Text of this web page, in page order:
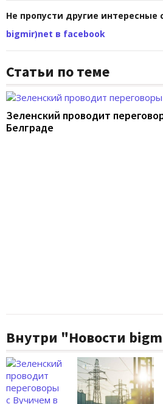
Не пропусти другие
bigmir)net в facebook
Статьи по теме
Зеленский проводит
Белграде
Внутри "Новости